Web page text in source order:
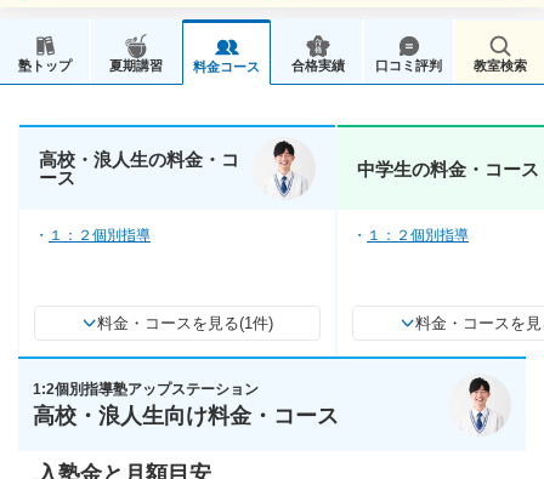
塾トップ 夏期講習 料金コース 合格実績 口コミ評判 教室検索
高校・浪人生の料金・コ
ース
１：２個別指導
料金・コースを見る(1件)
中学生の料金・コース
１：２個別指導
料金・コースを
1:2個別指導塾アップステーション
高校・浪人生向け料金・コース